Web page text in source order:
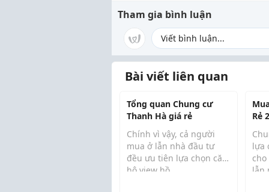
Tham gia bình luận
Bài viết liên quan
Tổng quan Chung cư
Thanh Hà giá rẻ
Chính vì vậy, cả người
mua ở lẫn nhà đầu tư
đều ưu tiên lựa chọn căn
hộ view hồ.
Rẻ
&
Chi
lựa
lẫn